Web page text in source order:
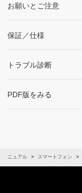
お願いとご注意
保証／仕様
トラブル診断
PDF版をみる
マニュアル スマートフォン